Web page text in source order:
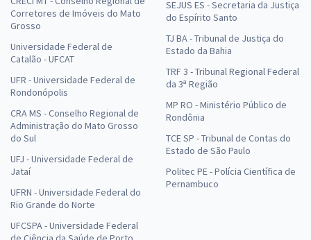
Corretores de Imóveis do Mato
Grosso
Universidade Federal de
Catalão - UFCAT
UFR - Universidade Federal de
Rondonópolis
CRA MS - Conselho Regional de
Administração do Mato Grosso
do Sul
UFJ - Universidade Federal de
Jataí
UFRN - Universidade Federal do
Rio Grande do Norte
UFCSPA - Universidade Federal
SEJUS ES - Secretaria da Justiça
do Espírito Santo
TJ BA - Tribunal de Justiça do
Estado da Bahia
TRF 3 - Tribunal Regional Federal
da 3ª Região
MP RO - Ministério Público de
Rondônia
TCE SP - Tribunal de Contas do
Estado de São Paulo
Politec PE - Polícia Científica de
Pernambuco